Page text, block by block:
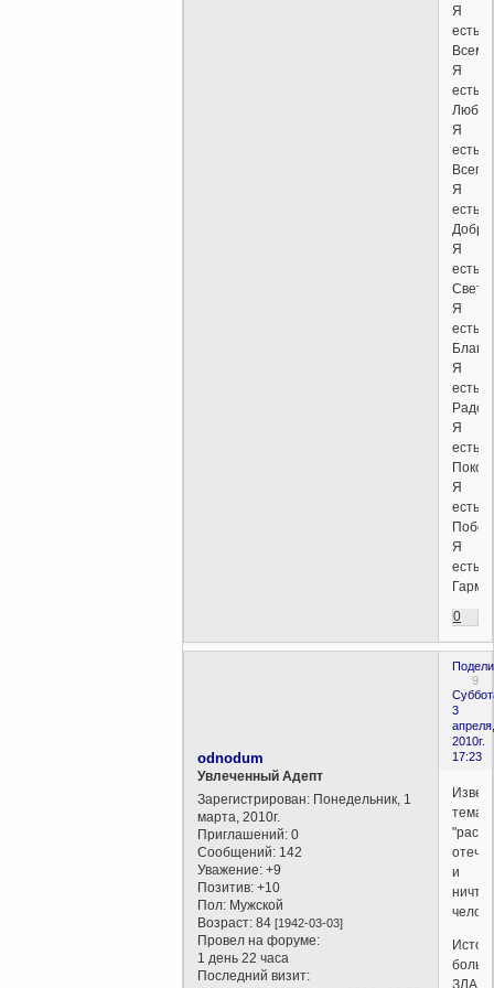
Я
есть
Я
есть
Я
есть
Я
есть
Добро;
Я
есть
Свет;
Я
есть
Я
есть
Я
есть
Покой;
Я
есть
Я
есть
0
9
3
апреля,
2010г.
17:23
odnodum
Увлеченный Адепт
Зарегистрирован: Понедельник, 1
марта, 2010г.
Приглашений: 0
Сообщений: 142
Уважение: +9
Позитив: +10
Пол: Мужской
Возраст: 84[1942-03-03]
Провел на форуме:
1 день 22 часа
Последний визит:
тема
и
ЗЛА